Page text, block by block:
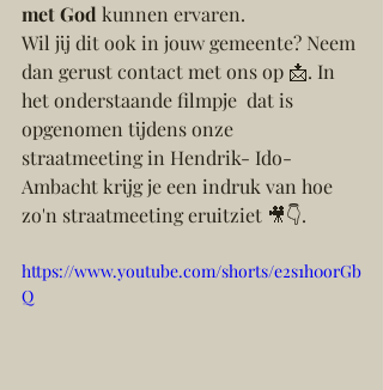
met God kunnen ervaren.
Wil jij dit ook in jouw gemeente? Neem
dan gerust contact met ons op 📩. In
het onderstaande filmpje  dat is
opgenomen tijdens onze
straatmeeting in Hendrik- Ido-
Ambacht krijg je een indruk van hoe
zo'n straatmeeting eruitziet 🎥👇.
https://www.youtube.com/shorts/e2s1h0orGb
Q